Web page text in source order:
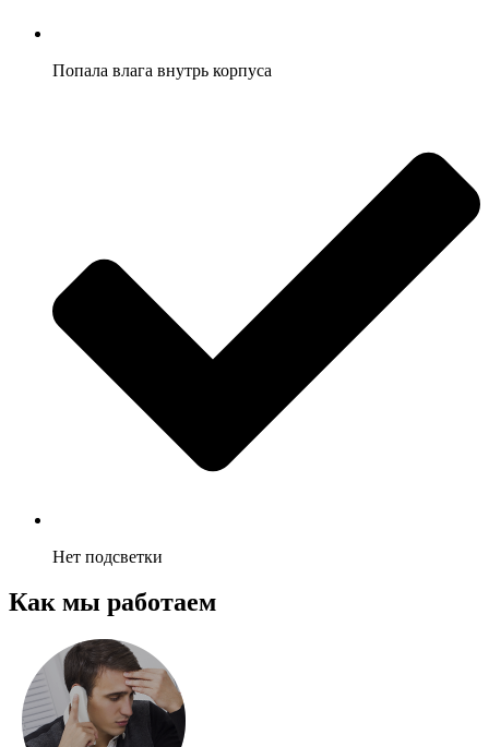
Попала влага внутрь корпуса
Нет подсветки
Как мы работаем